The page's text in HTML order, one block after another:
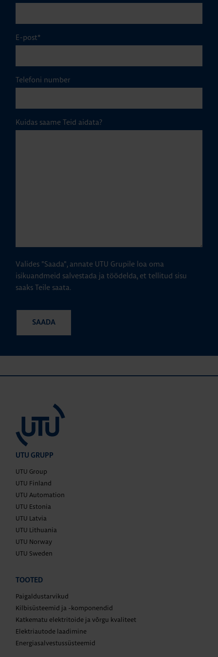
E-post*
Telefoni number
Kuidas saame Teid aidata?
Valides "Saada", annate UTU Grupile loa oma
isikuandmeid salvestada ja töödelda, et tellitud sisu
saaks Teile saata.
UTU GRUPP
UTU Group
UTU Finland
UTU Automation
UTU Estonia
UTU Latvia
UTU Lithuania
UTU Norway
UTU Sweden
TOOTED
Paigaldustarvikud
Kilbisüsteemid ja -komponendid
Katkematu elektritoide ja võrgu kvaliteet
Elektriautode laadimine
Energiasalvestussüsteemid